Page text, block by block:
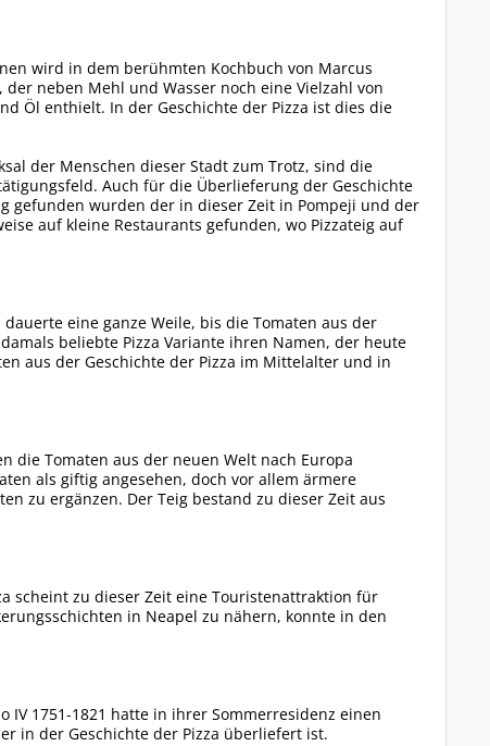
wird in dem berühmten Kochbuch von Marcus
neben Mehl und Wasser noch eine Vielzahl von
Öl enthielt. In der Geschichte der Pizza ist dies die
der Menschen dieser Stadt zum Trotz, sind die
Auch für die Überlieferung der Geschichte
gefunden wurden der in dieser Zeit in Pompeji und der
auf kleine Restaurants gefunden, wo Pizzateig auf
eine ganze Weile, bis die Tomaten aus der
beliebte Pizza Variante ihren Namen, der heute
aus der Geschichte der Pizza im Mittelalter und in
die Tomaten aus der neuen Welt nach Europa
als giftig angesehen, doch vor allem ärmere
zu ergänzen. Der Teig bestand zu dieser Zeit aus
scheint zu dieser Zeit eine Touristenattraktion für
in Neapel zu nähern, konnte in den
IV 1751-1821 hatte in ihrer Sommerresidenz einen
in der Geschichte der Pizza überliefert ist.